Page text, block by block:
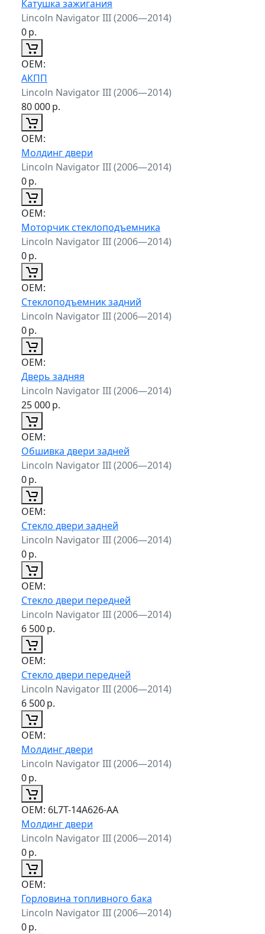
Катушка зажигания
Lincoln Navigator III (2006—2014)
0р.
ОЕМ:
АКПП
Lincoln Navigator III (2006—2014)
80 000р.
ОЕМ:
Молдинг двери
Lincoln Navigator III (2006—2014)
0р.
ОЕМ:
Моторчик стеклоподъемника
Lincoln Navigator III (2006—2014)
0р.
ОЕМ:
Стеклоподъемник задний
Lincoln Navigator III (2006—2014)
0р.
ОЕМ:
Дверь задняя
Lincoln Navigator III (2006—2014)
25 000р.
ОЕМ:
Обшивка двери задней
Lincoln Navigator III (2006—2014)
0р.
ОЕМ:
Стекло двери задней
Lincoln Navigator III (2006—2014)
0р.
ОЕМ:
Стекло двери передней
Lincoln Navigator III (2006—2014)
6 500р.
ОЕМ:
Стекло двери передней
Lincoln Navigator III (2006—2014)
6 500р.
ОЕМ:
Молдинг двери
Lincoln Navigator III (2006—2014)
0р.
ОЕМ: 6L7T-14A626-AA
Молдинг двери
Lincoln Navigator III (2006—2014)
0р.
ОЕМ:
Горловина топливного бака
Lincoln Navigator III (2006—2014)
0р.